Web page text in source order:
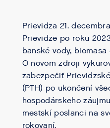
Prievidza 21.
Prievidze po roku
banské vody,
O novom zdroji
zabezpečiť
(PTH) po ukončení
hospodárskeho
mestskí poslanci na
rokovaní.